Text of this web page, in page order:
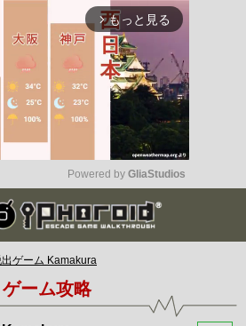
arrow_forward_ios もっと見る
Mute
Powered by GliaStudios
出ゲーム Kamakura
ゲーム攻略